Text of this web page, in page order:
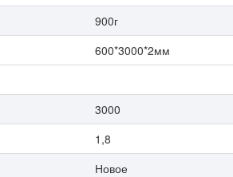
900г
600*3000*2мм
3000
1,8
Новое